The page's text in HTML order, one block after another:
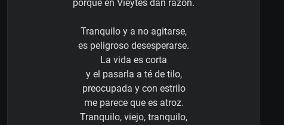
porque en Vieytes dan razón.
Tranquilo y a no agitarse,
es peligroso desesperarse.
La vida es corta
y el pasarla a té de tilo,
preocupada y con estrilo
me parece que es atroz.
Tranquilo, viejo, tranquilo,